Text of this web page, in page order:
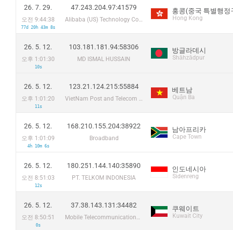
26. 7. 29.
오전 9:44:38
77d 20h 43m 8s
47.243.204.97:41579
Alibaba (US) Technology Co., Ltd.
홍콩(중국 특별행정
Hong Kong
26. 5. 12.
오후 1:01:30
10s
103.181.181.94:58306
MD ISMAL HUSSAIN
방글라데시
Shāhzādpur
26. 5. 12.
오후 1:01:20
11s
123.21.124.215:55884
VietNam Post and Telecom Corporation
베트남
Quận Ba
26. 5. 12.
오후 1:01:09
4h 10m 6s
168.210.155.204:38922
Broadband
남아프리카
Cape Town
26. 5. 12.
오전 8:51:03
12s
180.251.144.140:35890
PT. TELKOM INDONESIA
인도네시아
Sidenreng
26. 5. 12.
오전 8:50:51
0s
37.38.143.131:34482
Mobile Telecommunications Company
쿠웨이트
Kuwait City